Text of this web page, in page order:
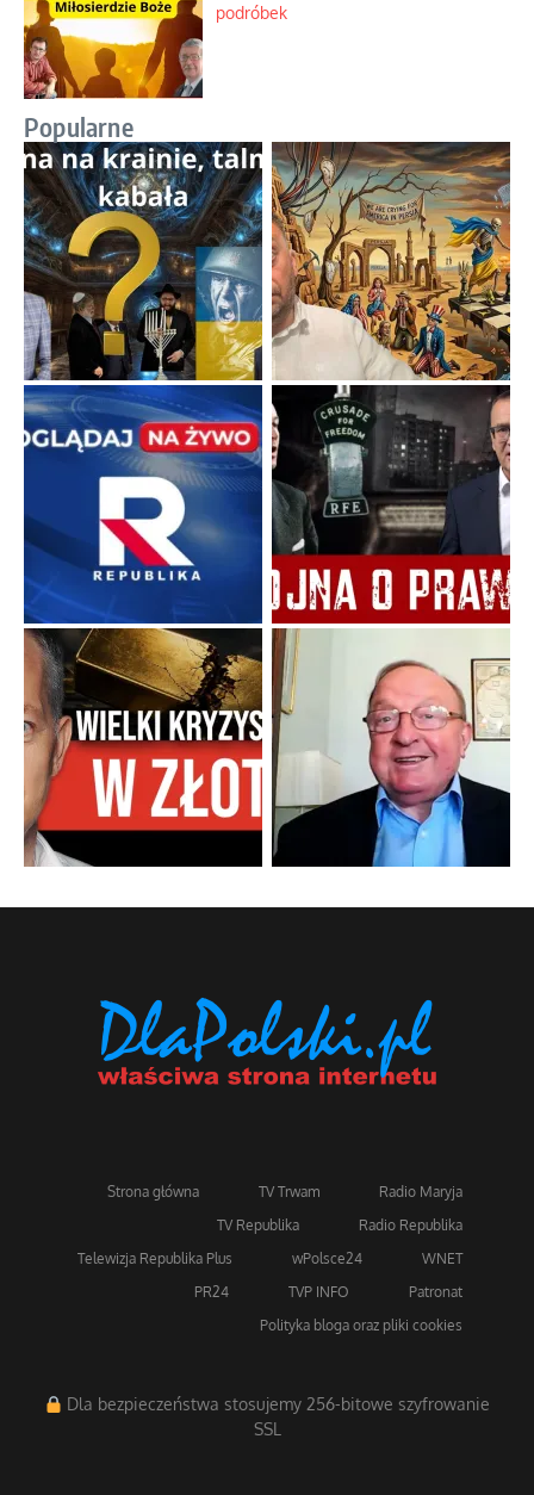
podróbek
Popularne
Strona główna TV Trwam
Radio Maryja
TV Republika
Radio Republika
Telewizja Republika Plus
wPolsce24
WNET
PR24
TVP INFO
Patronat
Polityka bloga oraz pliki cookies
Dla bezpieczeństwa stosujemy 256-bitowe szyfrowanie
SSL